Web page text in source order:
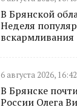
В Брянской
Неделя
вскармливания
6 августа 2026, 16:42
В Брянске
России Олега